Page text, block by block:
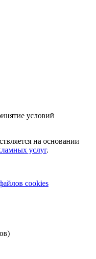
условий
на основании
услуг.
cookies